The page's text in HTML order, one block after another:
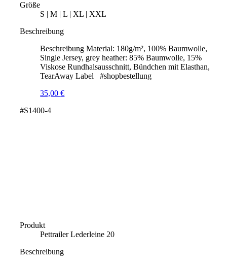
Größe
S | M | L | XL | XXL
Beschreibung
Beschreibung Material: 180g/m², 100% Baumwolle,
Single Jersey, grey heather: 85% Baumwolle, 15%
Viskose Rundhalsausschnitt, Bündchen mit Elasthan,
TearAway Label #shopbestellung
35,00€
#S1400-4
Produkt
Pettrailer Lederleine 20
Beschreibung